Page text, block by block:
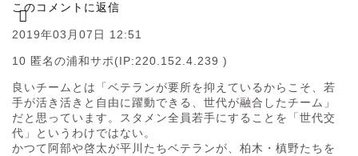
このコメントに返信
2019年03月07日 12:51
10 匿名の浦和サポ(IP:220.152.4.239 )
良いチームとは「ベテランが要所を抑えているからこそ、若
手が活き活きと自由に躍動できる、世代が融合したチーム」
だと思っています。スタメン全員若手にすることを「世代交
代」というわけではない。
かつて阿部や啓太が平川たちベテランが、柏木・槙野たちを